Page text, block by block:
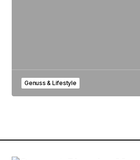
Genuss & Lifestyle